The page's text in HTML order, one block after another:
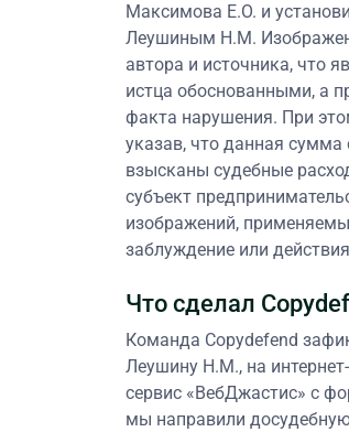
Максимова Е.О. и
Леушиным Н.М.
автора и источника, что
истца обоснованными, а
факта нарушения. При
указав, что данная сумма
взысканы судебные
субъект
изображений,
заблуждение или
Что сделал
Команда Copydefend
Леушину Н.М., на
сервис «ВебДжастис» с
мы направили